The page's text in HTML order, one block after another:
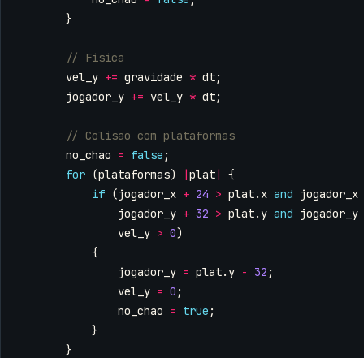
}
vel_y += gravidade * dt;
jogador_y += vel_y * dt;
no_chao = false ;
for (plataformas) |plat|
{
if (jogador_x + 24 > plat. x and jogador_x
jogador_y + 32 > plat. y and jogador_y
vel_y > 0)
{
jogador_y = plat. y - 32 ;
vel_y = 0 ;
no_chao = true ;
}
}